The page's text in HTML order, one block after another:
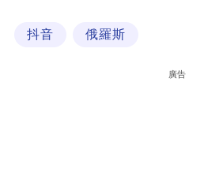
抖音 俄羅斯
廣告